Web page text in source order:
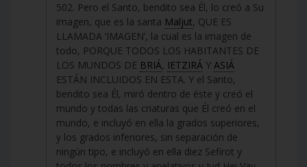
502. Pero el Santo, bendito sea Él, lo creó a Su
imagen, que es la santa Maljut, QUE ES
LLAMADA ‘IMAGEN’, la cual es la imagen de
todo, PORQUE TODOS LOS HABITANTES DE
LOS MUNDOS DE BRIÁ, IETZIRÁ Y ASIÁ
ESTÁN INCLUIDOS EN ESTA. Y el Santo,
bendito sea Él, miró dentro de éste y creó el
mundo y todas las criaturas que Él creó en el
mundo, e incluyó en ella la grados superiores,
y los grados inferiores, sin separación de
ningún tipo, e incluyó en ella diez Sefirot y